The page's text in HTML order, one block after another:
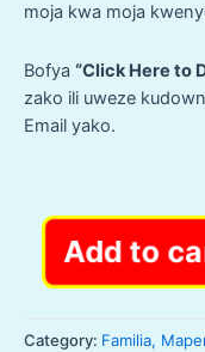
moja kwa moja
Bofya “Click Here to
zako ili uweze
Email yako.
Kitabu
cha:
YA
Add to
Category: Familia,